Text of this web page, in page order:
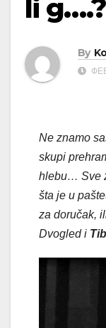
li g….?
By
Ne znamo
skupi
hlebu… Sve
šta je u
za doručak,
Dvogled i